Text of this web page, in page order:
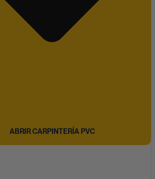
ABRIR CARPINTERÍA PVC